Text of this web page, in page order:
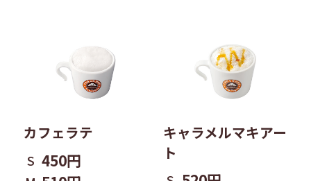
カフェラテ
S 450円
キャラメルマキアー
ト